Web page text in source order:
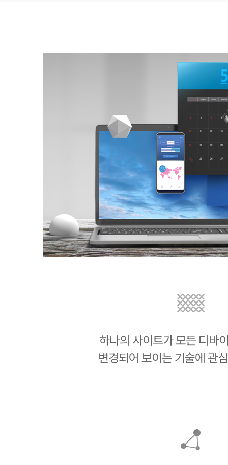
하나의 사이트가 모든 디바
변경되어 보이는 기술에 관